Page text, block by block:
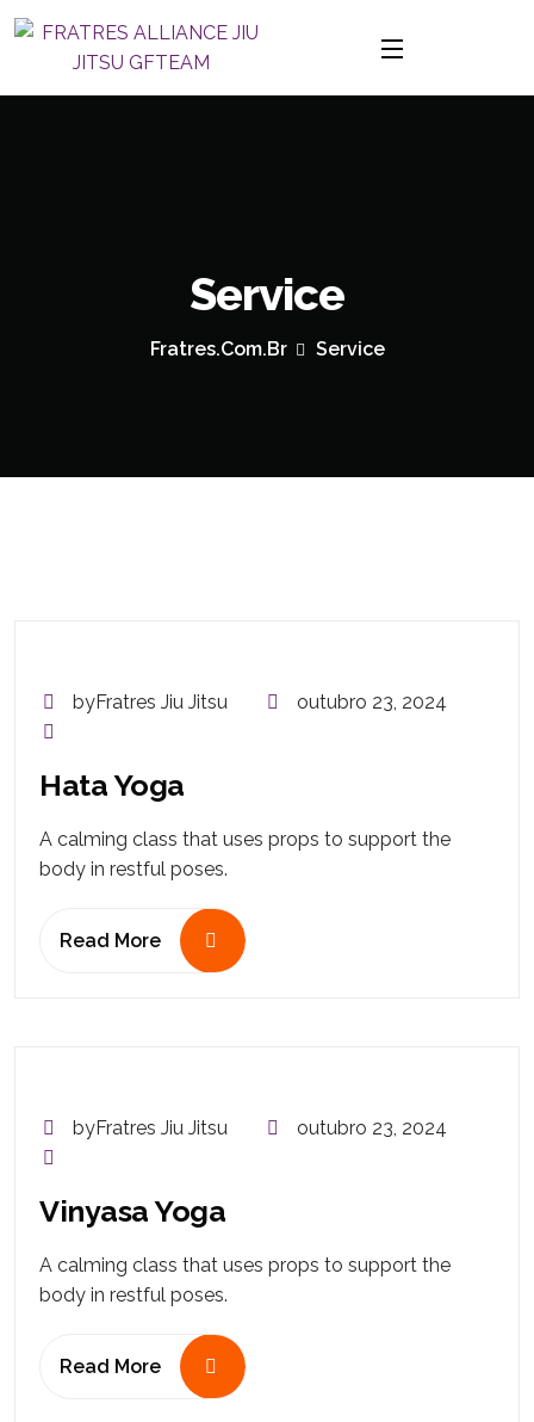
Service
Fratres.com.br Service
byFratres Jiu Jitsu outubro 23, 2024
Hata Yoga
A calming class that uses props to support the
body in restful poses.
Read More
byFratres Jiu Jitsu outubro 23, 2024
Vinyasa Yoga
A calming class that uses props to support the
body in restful poses.
Read More